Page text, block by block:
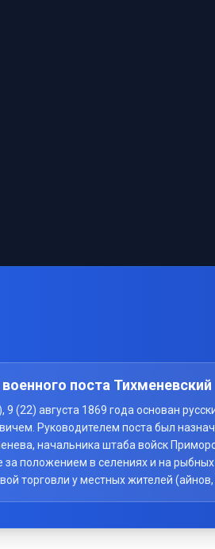
поста Тихменевский
(22) августа 1869 года основан
Руководителем поста был
начальника штаба войск
положением в селениях и на
торговли у местных жителей